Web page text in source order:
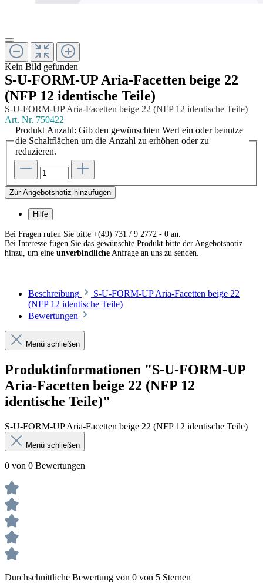
Kein Bild gefunden
S-U-FORM-UP Aria-Facetten beige 22
(NFP 12 identische Teile)
S-U-FORM-UP Aria-Facetten beige 22 (NFP 12 identische Teile)
Art. Nr. 750422
Produkt Anzahl: Gib den gewünschten Wert ein oder benutze
die Schaltflächen um die Anzahl zu erhöhen oder zu
reduzieren.
Zur Angebotsnotiz hinzufügen
Hilfe
Bei Fragen rufen Sie bitte +(49) 731 / 9 2772 - 0 an.
Bei Interesse fügen Sie das gewünschte Produkt bitte der Angebotsnotiz
hinzu, um eine unverbindliche Anfrage an uns zu senden.
Beschreibung
S-U-FORM-UP Aria-Facetten beige 22
(NFP 12 identische Teile)
Bewertungen
Menü schließen
Produktinformationen "S-U-FORM-UP
Aria-Facetten beige 22 (NFP 12
identische Teile)"
S-U-FORM-UP Aria-Facetten beige 22 (NFP 12 identische Teile)
Menü schließen
0 von 0 Bewertungen
Durchschnittliche Bewertung von 0 von 5 Sternen